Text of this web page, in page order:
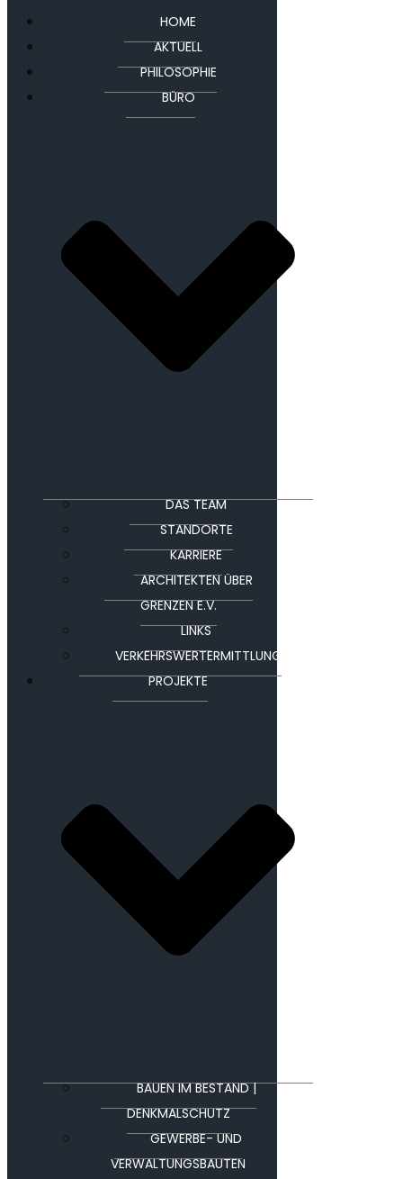
HOME
AKTUELL
PHILOSOPHIE
BÜRO
DAS TEAM
STANDORTE
KARRIERE
ARCHITEKTEN ÜBER
GRENZEN E.V.
LINKS
VERKEHRSWERTERMITTLUNG
PROJEKTE
BAUEN IM BESTAND |
DENKMALSCHUTZ
GEWERBE- UND
VERWALTUNGSBAUTEN